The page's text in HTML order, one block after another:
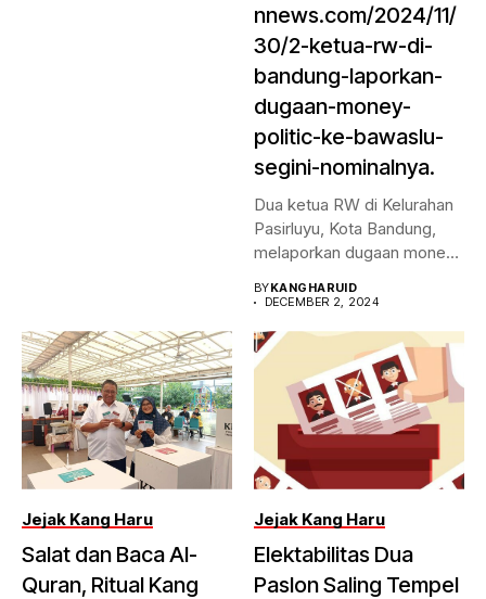
nnews.com/2024/11/
30/2-ketua-rw-di-
bandung-laporkan-
dugaan-money-
politic-ke-bawaslu-
segini-nominalnya.
Dua ketua RW di Kelurahan
Pasirluyu, Kota Bandung,
melaporkan dugaan money
BYKANGHARUID
DECEMBER 2, 2024
Jejak Kang Haru
Salat dan Baca Al-
Quran, Ritual Kang
Jejak Kang Haru
Elektabilitas Dua
Paslon Saling Tempel